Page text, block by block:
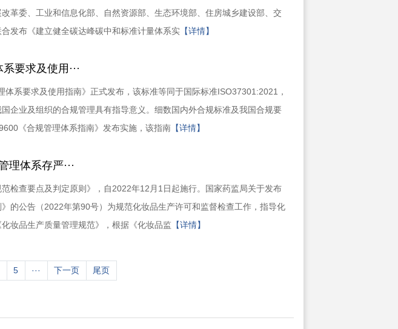
革委、工业和信息化部、自然资源部、生态环境部、住房城乡建设部、交
发布《建立健全碳达峰碳中和标准计量体系实 【详情】
要求及使用···
系要求及使用指南》正式发布，该标准等同于国际标准ISO37301:2021，
企业及组织的合规管理具有指导意义。细数国内外合规标准及我国合规要
《合规管理体系指南》发布实施，该指南 【详情】
体系存严···
检查要点及判定原则》，自2022年12月1日起施行。国家药监局关于发布
的公告（2022年第90号）为规范化妆品生产许可和监督检查工作，指导化
妆品生产质量管理规范》，根据《化妆品监 【详情】
5 ··· 下一页 尾页